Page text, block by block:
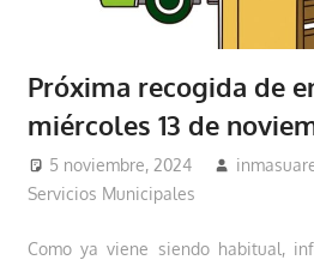
Próxima recogida de
miércoles 13 de
5 noviembre, 2024
Servicios Municipales
Como ya viene siendo habitual,